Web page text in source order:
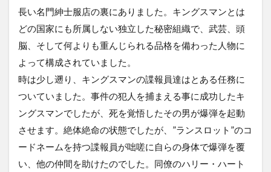
長い名門紳士服店の裏にありました。キングスマンとは
どの国家にも所属しない独立した秘密組織で、武芸、頭
脳、そして何よりも重んじられる品格を備わった人物に
よって構成されていました。
時は少し遡り、キングスマンの諜報員達はとある任務に
ついていました。事件の犯人を捕まえる事に成功したキ
ングスマンでしたが、死を覚悟したその男が爆弾を起動
させます。絶体絶命の状態でしたが、”ランスロット”のコ
ードネームを持つ諜報員が咄嗟に自らの身体で爆弾を覆
い、他の仲間を助けたのでした。同僚のハリー・ハート